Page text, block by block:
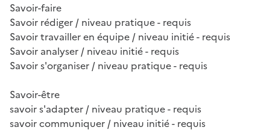
Savoir-faire
Savoir rédiger / niveau pratique - requis
Savoir travailler en équipe / niveau initié - requis
Savoir analyser / niveau initié - requis
Savoir s'organiser / niveau pratique - requis
Savoir-être
savoir s'adapter / niveau pratique - requis
savoir communiquer / niveau initié - requis